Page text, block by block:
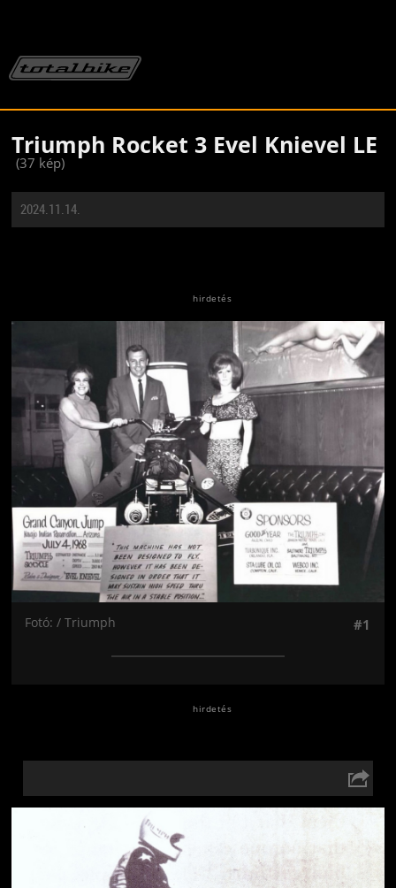
Triumph Rocket 3 Evel Knievel LE
(37 kép)
2024.11.14.
Jön még kép!
Fotó: / Triumph #1
Jön még kép!